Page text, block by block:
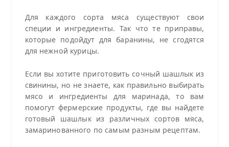
Для каждого сорта мяса существуют свои
специи и ингредиенты. Так что те приправы,
которые подойдут для баранины, не сгодятся
для нежной курицы.
Если вы хотите приготовить сочный шашлык из
свинины, но не знаете, как правильно выбирать
мясо и ингредиенты для маринада, то вам
помогут фермерские продукты, где вы найдете
готовый шашлык из различных сортов мяса,
замаринованного по самым разным рецептам.